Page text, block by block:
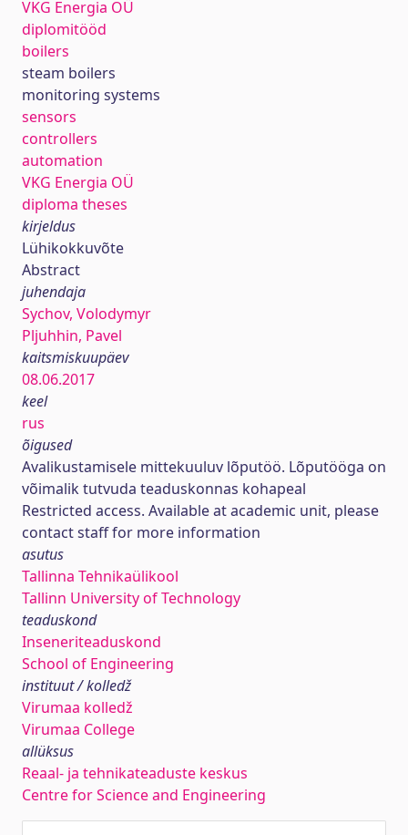
VKG Energia OÜ
diplomitööd
boilers
steam boilers
monitoring systems
sensors
controllers
automation
VKG Energia OÜ
diploma theses
kirjeldus
Lühikokkuvõte
Abstract
juhendaja
Sychov, Volodymyr
Pljuhhin, Pavel
kaitsmiskuupäev
08.06.2017
keel
rus
õigused
Avalikustamisele mittekuuluv lõputöö. Lõputööga on
võimalik tutvuda teaduskonnas kohapeal
Restricted access. Available at academic unit, please
contact staff for more information
asutus
Tallinna Tehnikaülikool
Tallinn University of Technology
teaduskond
Inseneriteaduskond
School of Engineering
instituut / kolledž
Virumaa kolledž
Virumaa College
allüksus
Reaal- ja tehnikateaduste keskus
Centre for Science and Engineering